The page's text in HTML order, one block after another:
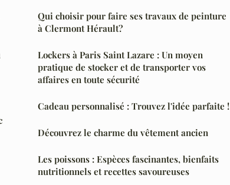
Qui choisir pour faire ses travaux de peinture
à Clermont Hérault?
Lockers à Paris Saint Lazare : Un moyen
pratique de stocker et de transporter vos
affaires en toute sécurité
Cadeau personnalisé : Trouvez l'idée parfaite !
Découvrez le charme du vêtement ancien
Les poissons : Espèces fascinantes, bienfaits
nutritionnels et recettes savoureuses